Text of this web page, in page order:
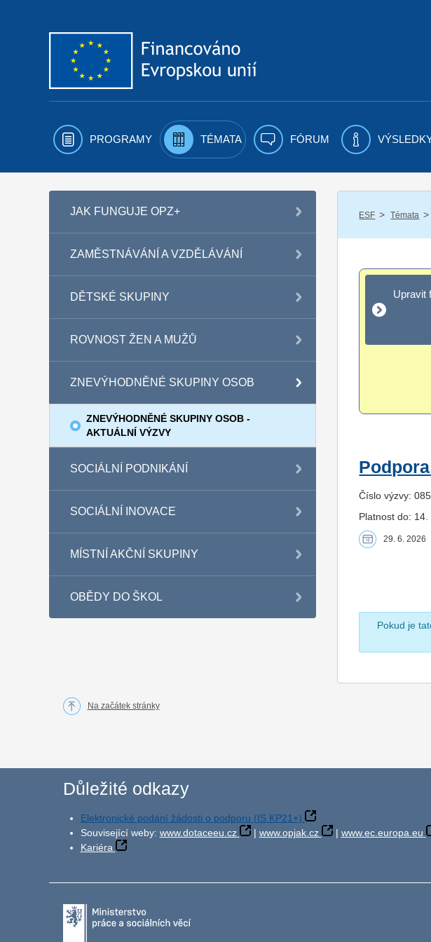
PROGRAMY TÉMATA FÓRUM
JAK FUNGUJE OPZ+
ZAMĚSTNÁVÁNÍ A VZDĚLÁVÁNÍ
DĚTSKÉ SKUPINY
ROVNOST ŽEN A MUŽŮ
ZNEVÝHODNĚNÉ SKUPINY OSOB
ZNEVÝHODNĚNÉ SKUPINY OSOB -
AKTUÁLNÍ VÝZVY
SOCIÁLNÍ PODNIKÁNÍ
SOCIÁLNÍ INOVACE
MÍSTNÍ AKČNÍ SKUPINY
OBĚDY DO ŠKOL
ESF / Témata /
Upravit
Upravit
Číslo výzvy: 085
Platnost do:
29. 6. 2026
Pokud je
Na začátek stránky
Důležité odkazy
Elektronické podání žádosti o podporu (IS KP21+)
Související weby: www.dotaceeu.cz | www.opjak.cz | www.ec.europa.eu
Kariéra